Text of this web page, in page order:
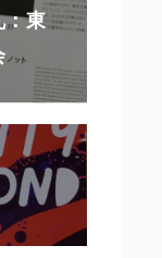
：東